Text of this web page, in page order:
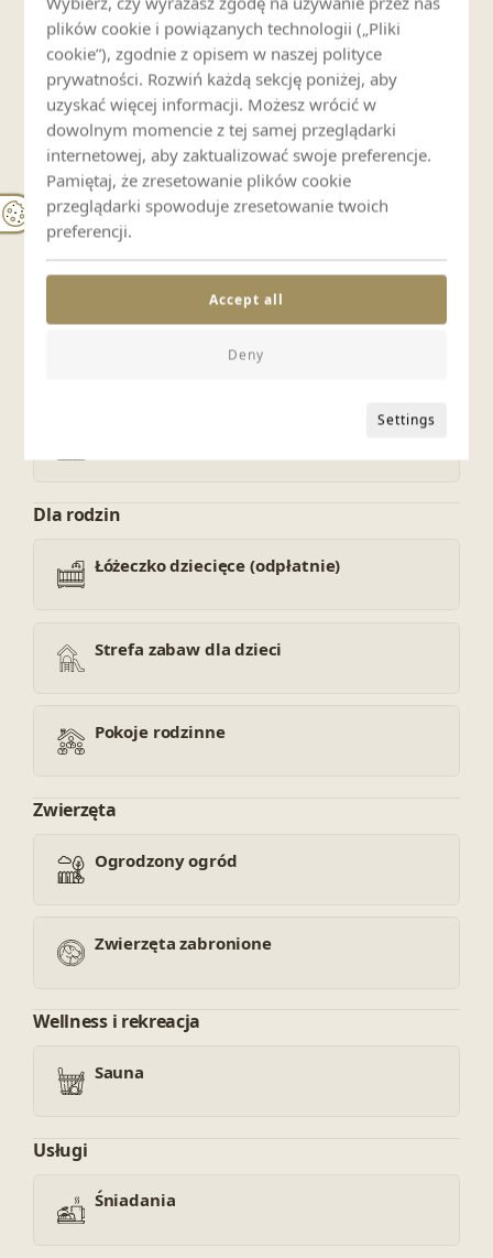
Zestaw do prasowania
Kominek
Widok i lokalizacja
Widok na góry
Blisko szlaków
Dla rodzin
Łóżeczko dziecięce (odpłatnie)
Strefa zabaw dla dzieci
Pokoje rodzinne
Zwierzęta
Ogrodzony ogród
Zwierzęta zabronione
Wellness i rekreacja
Sauna
Usługi
Śniadania
plików cookie i powiązanych technologii („Pliki
cookie”), zgodnie z opisem w naszej polityce
prywatności. Rozwiń każdą sekcję poniżej, aby
uzyskać więcej informacji. Możesz wrócić w
dowolnym momencie z tej samej przeglądarki
internetowej, aby zaktualizować swoje preferencje.
Pamiętaj, że zresetowanie plików cookie
przeglądarki spowoduje zresetowanie twoich
preferencji.
Settings
Deny
Accept all